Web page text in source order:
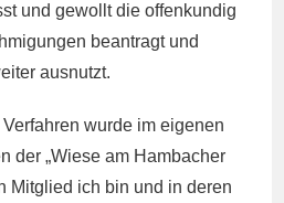
und gewollt die offenkundig
beantragt und
ausnutzt.
wurde im eigenen
der „Wiese am Hambacher
Mitglied ich bin und in deren